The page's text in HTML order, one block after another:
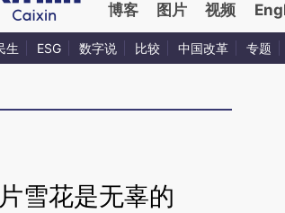
博客 图片 视频
生 ESG 数字说 比较 中国改革 专题
雪花是无辜的